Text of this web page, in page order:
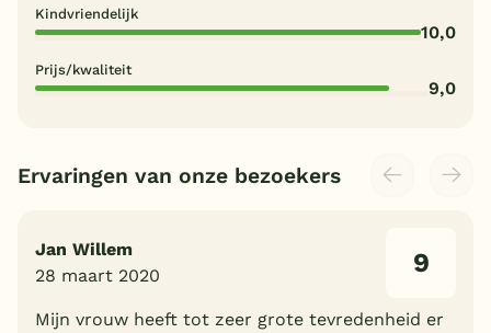
Kindvriendelijk
10,0
Prijs/kwaliteit
9,0
Ervaringen van onze bezoekers
Jan Willem
28 maart 2020
9
Mijn vrouw heeft tot zeer grote tevredenheid er